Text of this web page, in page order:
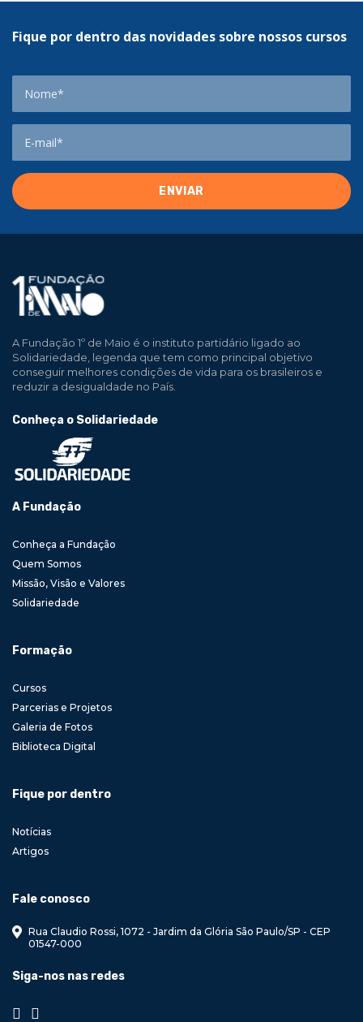
Fique por dentro das novidades sobre nossos cursos
A Fundação 1º de Maio é o instituto partidário ligado ao
Solidariedade, legenda que tem como principal objetivo
conseguir melhores condições de vida para os brasileiros e
reduzir a desigualdade no País.
Conheça o Solidariedade
A Fundação
Conheça a Fundação
Quem Somos
Missão, Visão e Valores
Solidariedade
Formação
Cursos
Parcerias e Projetos
Galeria de Fotos
Biblioteca Digital
Fique por dentro
Notícias
Artigos
Fale conosco
Rua Claudio Rossi, 1072 - Jardim da Glória São Paulo/SP - CEP
01547-000
Siga-nos nas redes